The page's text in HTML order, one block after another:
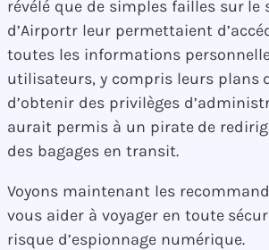
révélé que de simples failles sur le
d’Airportr leur permettaient
toutes les informations
utilisateurs, y compris leurs plans
d’obtenir des privilèges
aurait permis à un pirate de
des bagages en transit.
Voyons maintenant les
vous aider à voyager en toute
risque d’espionnage numérique.